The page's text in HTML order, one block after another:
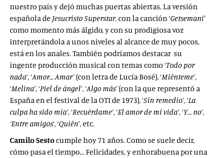
nuestro país y dejó muchas puertas abiertas. La versión
española de Jesucristo Superstar, con la canción ‘Getsemaní’
como momento más álgido, y con su prodigiosa voz
interpretándola a unos niveles al alcance de muy pocos,
está en los anales. También podríamos destacar su
ingente producción musical con temas como ‘Todo por
nada’, ‘Amor… Amar’ (con letra de Lucía Bosé), ‘Miénteme’,
‘Melina’, ‘Piel de ángel’, ‘Algo más’ (con la que representó a
España en el festival de la OTI de 1973), ‘Sin remedio’, ‘La
culpa ha sido mía’, ‘Recuérdame’, ‘El amor de mi vida’, ‘Y… no’,
‘Entre amigos‘, ‘Quién’, etc.
Camilo Sestocumple hoy 71 años. Como se suele decir,
cómo pasa el tiempo… Felicidades, y enhorabuena por una